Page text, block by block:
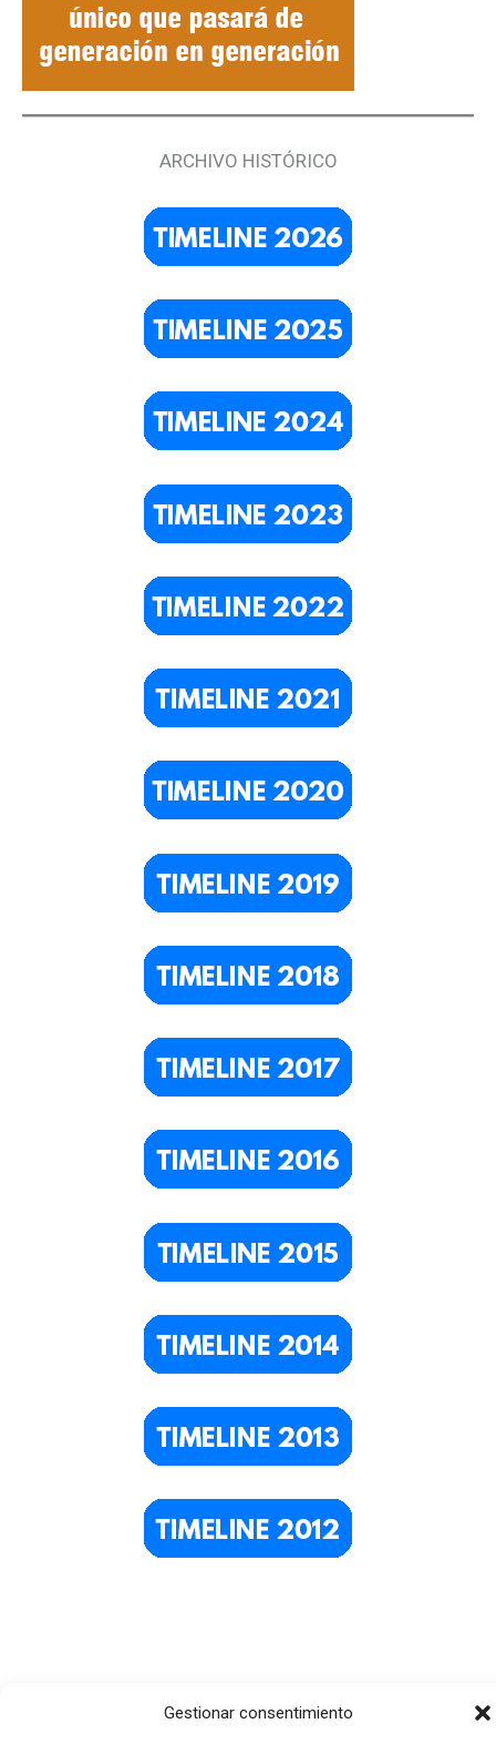
Gestionar consentimiento
ARCHIVO HISTÓRICO